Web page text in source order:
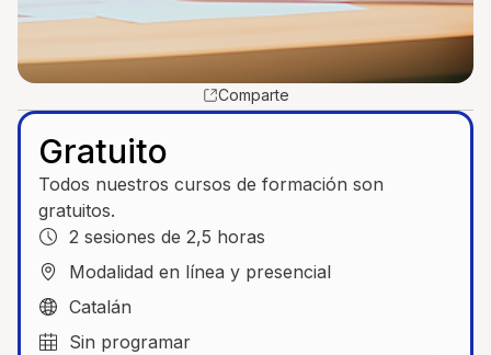
Comparte
Gratuito
Todos nuestros cursos de formación son
gratuitos.
2 sesiones de 2,5 horas
Modalidad en línea y presencial
Catalán
Sin programar